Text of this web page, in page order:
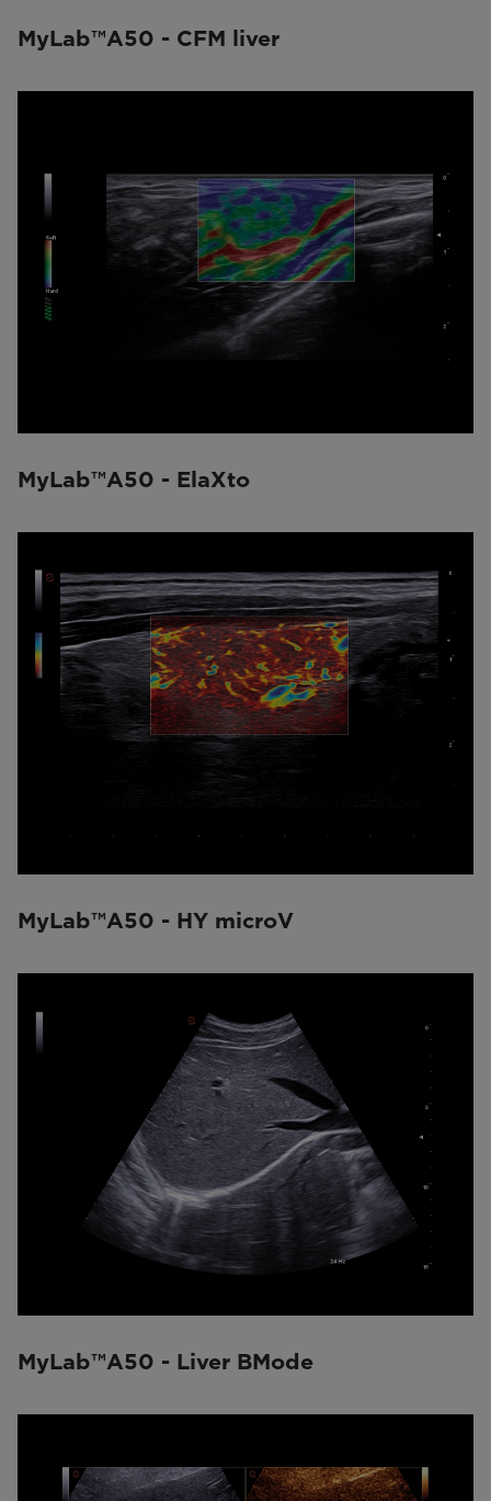
MyLab™A50 - CFM liver
MyLab™A50 - ElaXto
MyLab™A50 - HY microV
MyLab™A50 - Liver BMode